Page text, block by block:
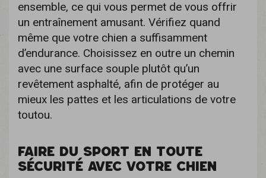
ensemble, ce qui vous permet de vous offrir
un entraînement amusant. Vérifiez quand
même que votre chien a suffisamment
d’endurance. Choisissez en outre un chemin
avec une surface souple plutôt qu’un
revêtement asphalté, afin de protéger au
mieux les pattes et les articulations de votre
toutou.
FAIRE DU SPORT EN TOUTE
SÉCURITÉ AVEC VOTRE CHIEN